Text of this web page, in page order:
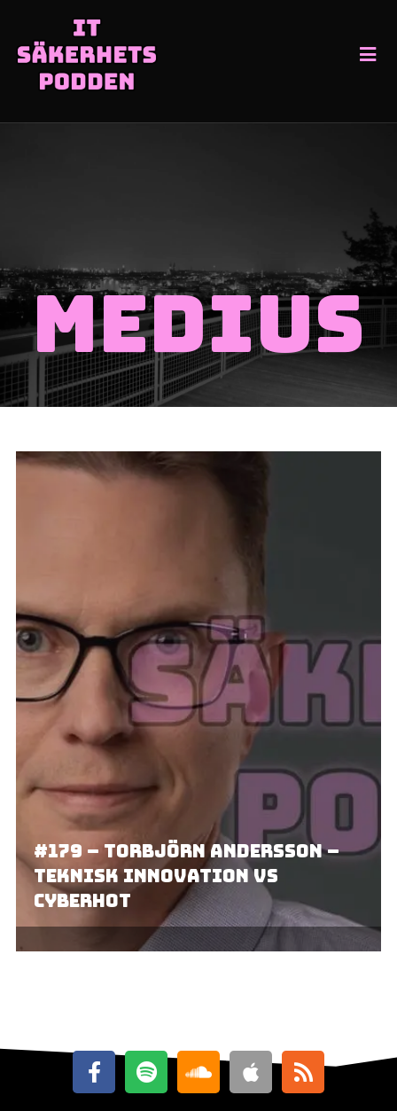
Medius
#179 – Torbjörn Andersson –
teknisk innovation vs
cyberhot